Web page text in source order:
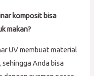
komposit bisa
makan?
UV membuat material
Anda bisa